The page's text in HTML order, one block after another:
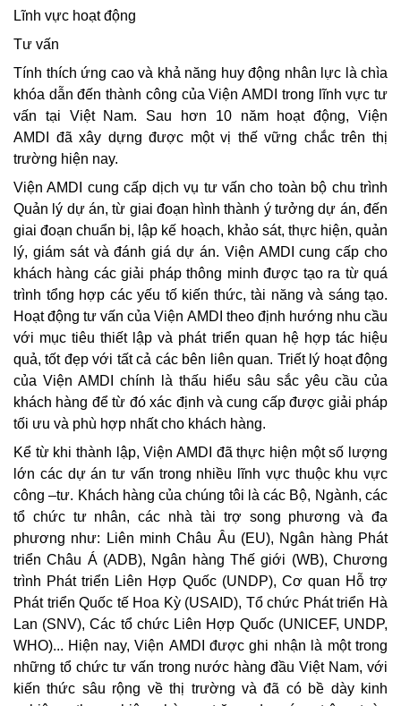
Lĩnh vực hoạt động
Tư vấn
Tính thích ứng cao và khả năng huy động nhân lực là chìa
khóa dẫn đến thành công của Viện AMDI trong lĩnh vực tư
vấn tại Việt Nam. Sau hơn 10 năm hoạt động, Viện
AMDI đã xây dựng được một vị thế vững chắc trên thị
trường hiện nay.
Viện AMDI cung cấp dịch vụ tư vấn cho toàn bộ chu trình
Quản lý dự án, từ giai đoạn hình thành ý tưởng dự án, đến
giai đoạn chuẩn bị, lập kế hoạch, khảo sát, thực hiện, quản
lý, giám sát và đánh giá dự án. Viện AMDI cung cấp cho
khách hàng các giải pháp thông minh được tạo ra từ quá
trình tổng hợp các yếu tố kiến thức, tài năng và sáng tạo.
Hoạt động tư vấn của Viện AMDI theo định hướng nhu cầu
với mục tiêu thiết lập và phát triển quan hệ hợp tác hiệu
quả, tốt đẹp với tất cả các bên liên quan. Triết lý hoạt động
của Viện AMDI chính là thấu hiểu sâu sắc yêu cầu của
khách hàng để từ đó xác định và cung cấp được giải pháp
tối ưu và phù hợp nhất cho khách hàng.
Kể từ khi thành lập, Viện AMDI đã thực hiện một số lượng
lớn các dự án tư vấn trong nhiều lĩnh vực thuộc khu vực
công –tư. Khách hàng của chúng tôi là các Bộ, Ngành, các
tổ chức tư nhân, các nhà tài trợ song phương và đa
phương như: Liên minh Châu Âu (EU), Ngân hàng Phát
triển Châu Á (ADB), Ngân hàng Thế giới (WB), Chương
trình Phát triển Liên Hợp Quốc (UNDP), Cơ quan Hỗ trợ
Phát triển Quốc tế Hoa Kỳ (USAID), Tổ chức Phát triển Hà
Lan (SNV), Các tổ chức Liên Hợp Quốc (UNICEF, UNDP,
WHO)... Hiện nay, Viện AMDI được ghi nhận là một trong
những tổ chức tư vấn trong nước hàng đầu Việt Nam, với
kiến thức sâu rộng về thị trường và đã có bề dày kinh